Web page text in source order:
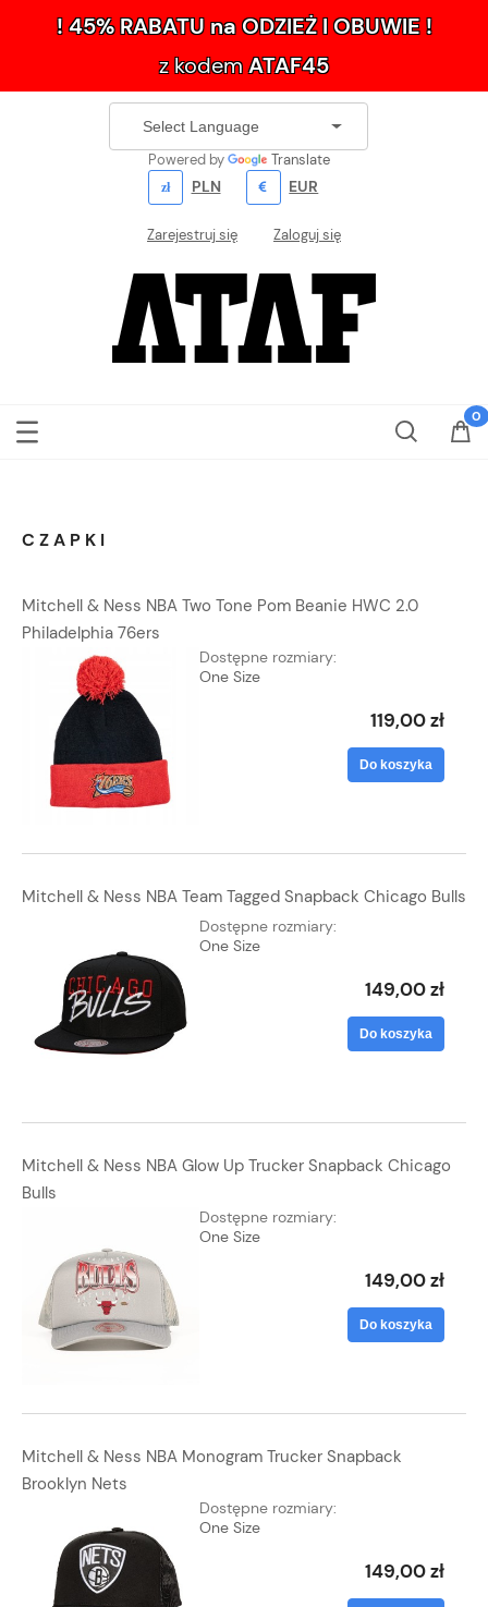
! 45% RABATU na ODZIEŻ I OBUWIE !
z kodemATAF45
Powered by Translate
PLN EUR
Zarejestruj się Zaloguj się
CZAPKI
Mitchell & Ness NBA Two Tone Pom Beanie HWC 2.0
Philadelphia 76ers
Dostępne rozmiary:
One Size
119,00 zł
Do koszyka
Mitchell & Ness NBA Team Tagged Snapback Chicago Bulls
Dostępne rozmiary:
One Size
149,00 zł
Do koszyka
Mitchell & Ness NBA Glow Up Trucker Snapback Chicago
Bulls
Dostępne rozmiary:
One Size
149,00 zł
Do koszyka
Mitchell & Ness NBA Monogram Trucker Snapback
Brooklyn Nets
Dostępne rozmiary:
One Size
149,00 zł